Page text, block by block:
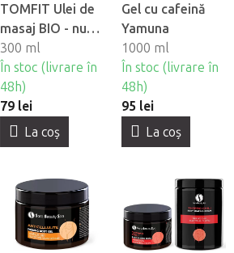
TOMFIT Ulei de
masaj BIO - nuca
de cocos
300 ml
În stoc (livrare în
48h)
79 lei
La coş
Gel cu cafeină
Yamuna
1000 ml
În stoc (livrare în
48h)
95 lei
La coş